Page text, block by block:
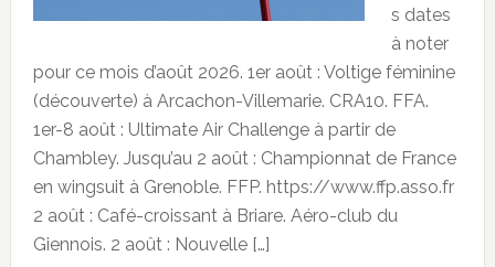
s dates
à noter
pour ce mois d’août 2026. 1er août : Voltige féminine
(découverte) à Arcachon-Villemarie. CRA10. FFA.
1er-8 août : Ultimate Air Challenge à partir de
Chambley. Jusqu’au 2 août : Championnat de France
en wingsuit à Grenoble. FFP. https://www.ffp.asso.fr
2 août : Café-croissant à Briare. Aéro-club du
Giennois. 2 août : Nouvelle […]